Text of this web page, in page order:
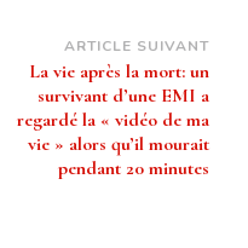
ARTICLE SUIVANT
La vie après la mort: un
survivant d’une EMI a
regardé la « vidéo de ma
vie » alors qu’il mourait
pendant 20 minutes